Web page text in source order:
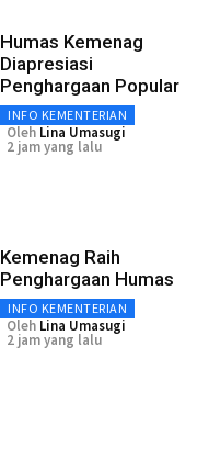
Humas Kemenag
Diapresiasi
Penghargaan Popular
INFO KEMENTERIAN
Oleh Lina Umasugi
2 jam yang lalu
Kemenag Raih
Penghargaan Humas
INFO KEMENTERIAN
Oleh Lina Umasugi
2 jam yang lalu